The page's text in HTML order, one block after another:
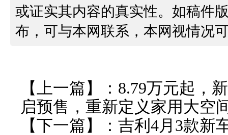
或证实其内容的真实性。如稿件
布，可与本网联系，本网视情况
【上一篇】： 8.79万元起，
启预售，重新定义家用大空
【下一篇】： 吉利4月3款新